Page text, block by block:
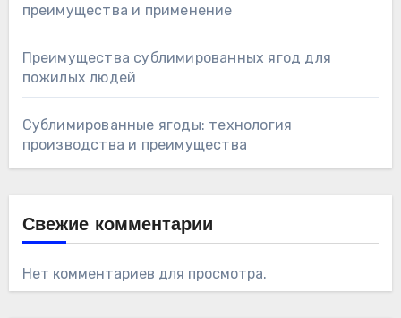
преимущества и применение
Преимущества сублимированных ягод для
пожилых людей
Сублимированные ягоды: технология
производства и преимущества
Свежие комментарии
Нет комментариев для просмотра.